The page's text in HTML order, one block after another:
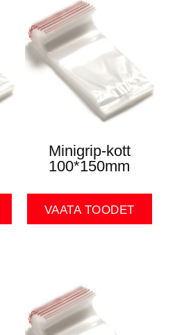
Minigrip-kott
100*150mm
VAATA TOODET